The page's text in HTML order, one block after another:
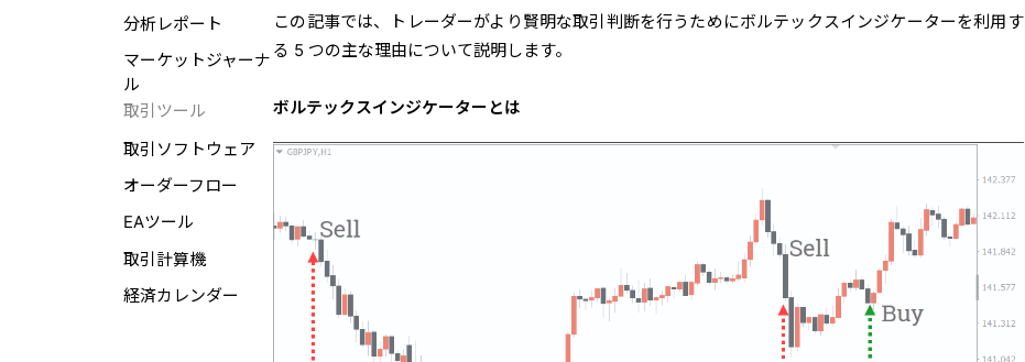
分析レポート
マーケットジャーナ
ル
取引ツール
取引ソフトウェア
オーダーフロー
EAツール
取引計算機
経済カレンダー
この記事では、トレーダーがより賢明な取引判断を行うためにボルテックスインジケーターを利用す
る 5 つの主な理由について説明します。
ボルテックスインジケーターとは